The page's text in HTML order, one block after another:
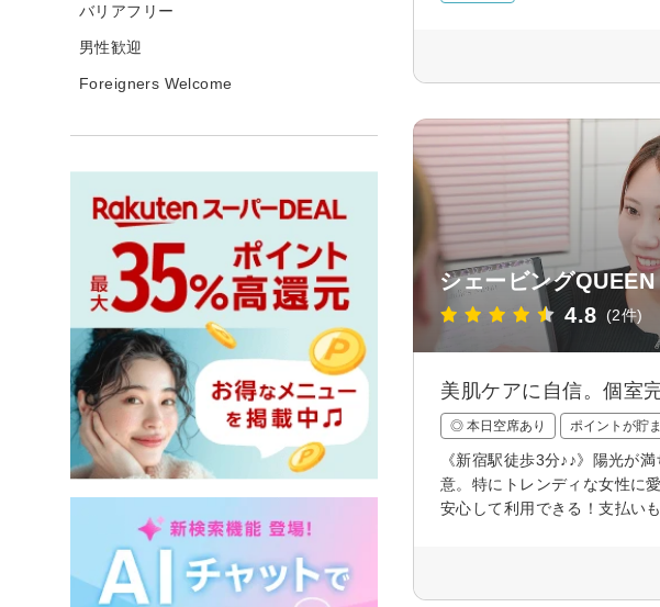
シェービングQUEEN
4.8 (2件)
美肌ケアに自信。個室
◎ 本日空席あり ポイントが貯
《新宿駅徒歩3分♪♪》陽光が
意。特にトレンディな女性に
安心して利用できる！支払い
バリアフリー
男性歓迎
Foreigners Welcome